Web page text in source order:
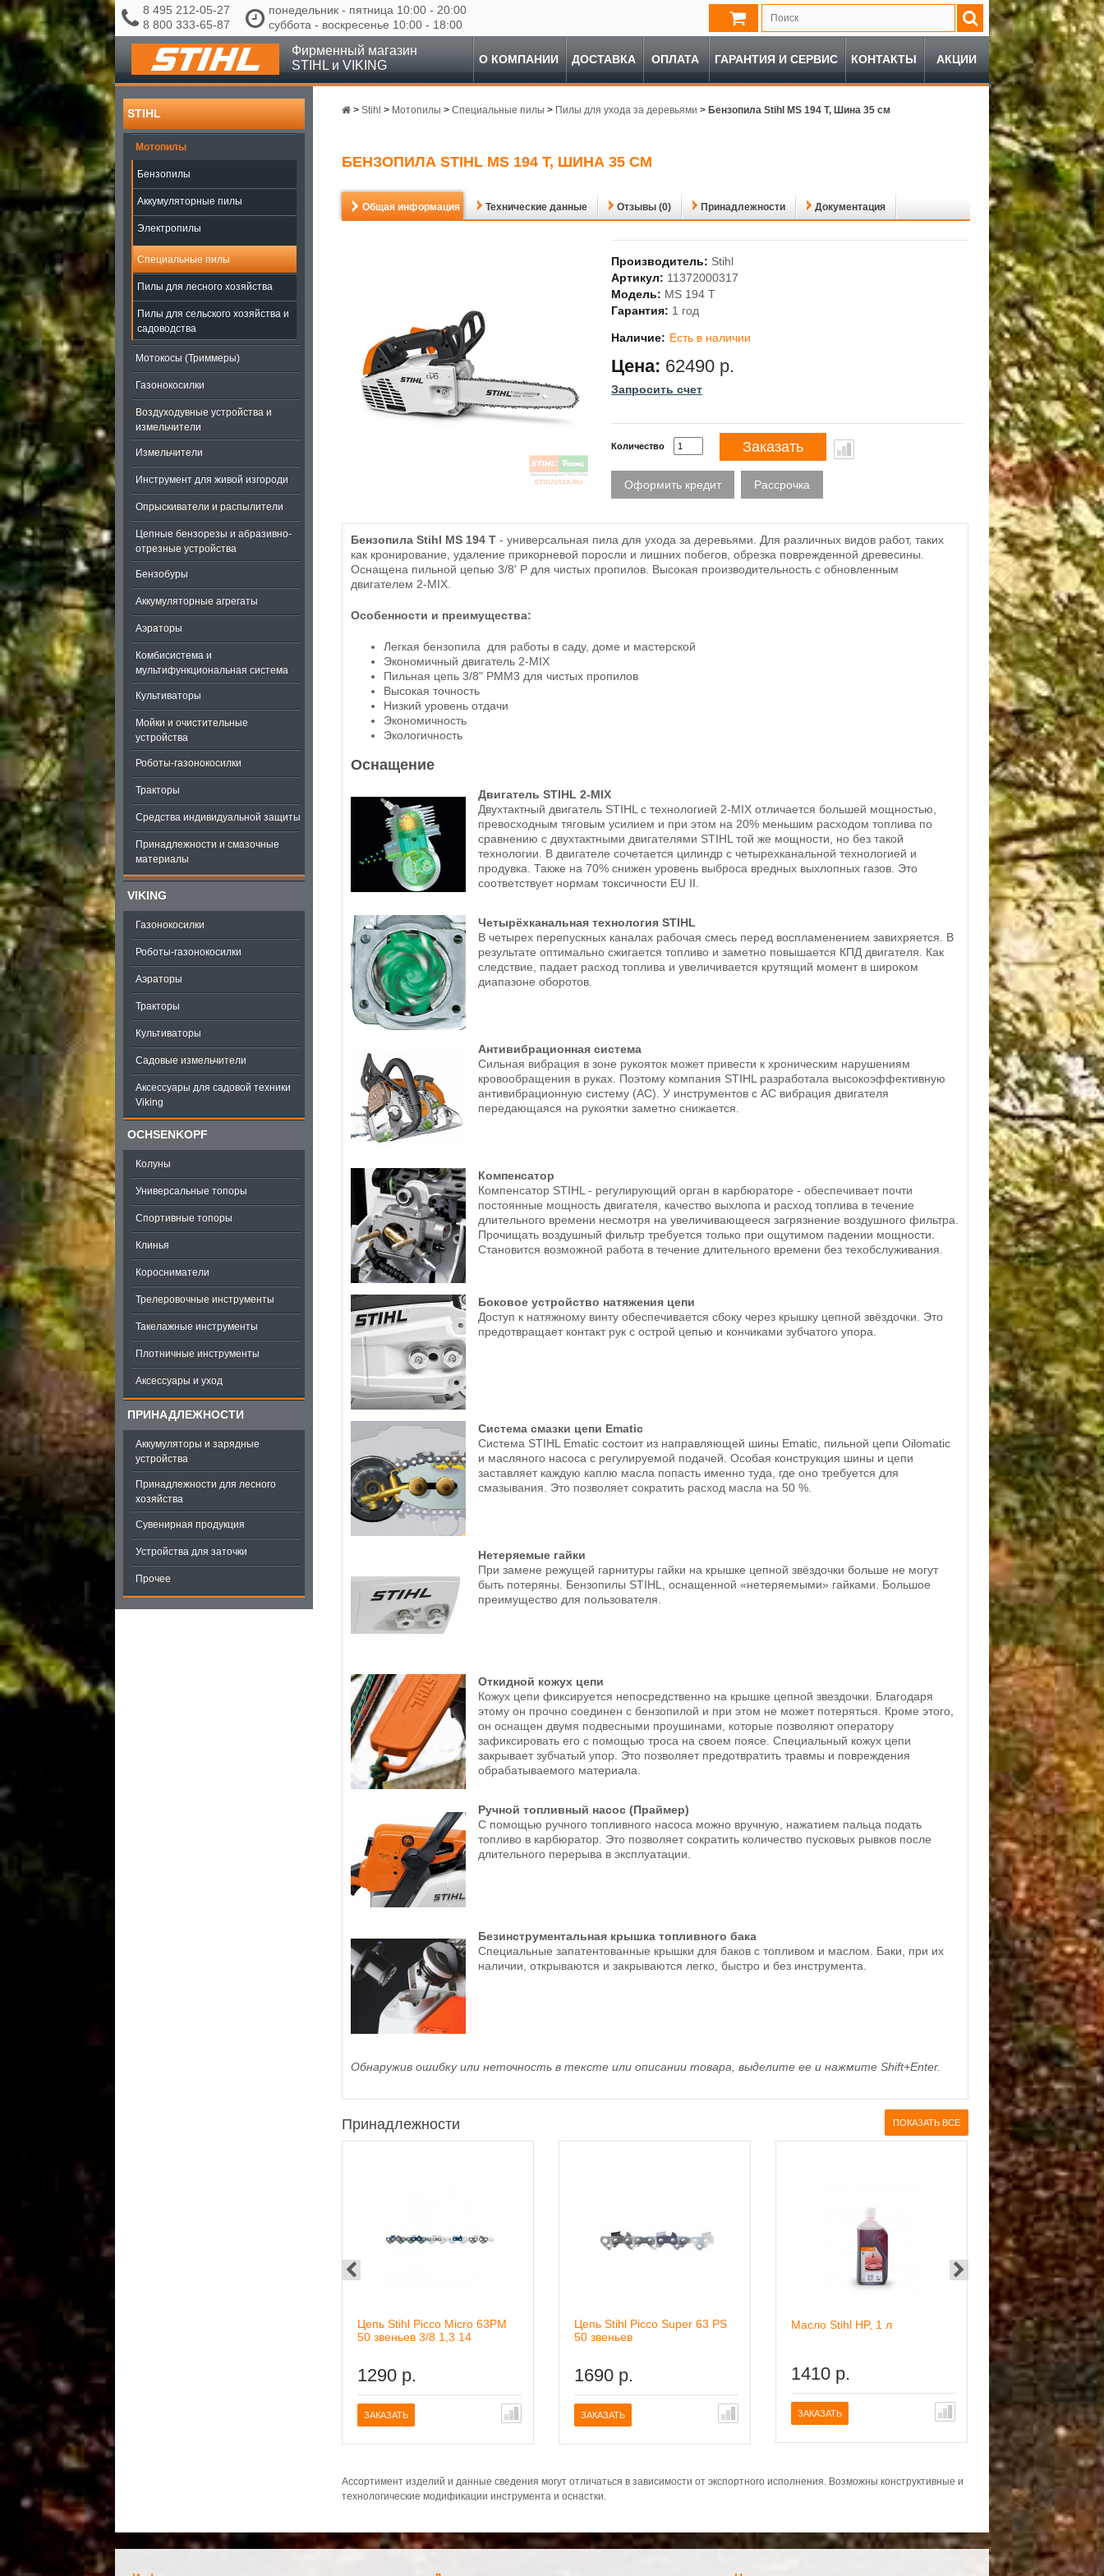
8 495 212-05-27
8 800 333-65-87
понедельник - пятница 10:00 - 20:00
суббота - воскресенье 10:00 - 18:00
Фирменный магазин
STIHL и VIKING
О КОМПАНИИ ДОСТАВКА ОПЛАТА ГАРАНТИЯ И СЕРВИС КОНТАКТЫ АКЦИИ
STIHL
Мотопилы
Бензопилы
Аккумуляторные пилы
Электропилы
Специальные пилы
Пилы для лесного хозяйства
Пилы для сельского хозяйства и
садоводства
Мотокосы (Триммеры)
Газонокосилки
Воздуходувные устройства и
измельчители
Измельчители
Инструмент для живой изгороди
Опрыскиватели и распылители
Цепные бензорезы и абразивно-
отрезные устройства
Бензобуры
Аккумуляторные агрегаты
Аэраторы
Комбисистема и
мультифункциональная система
Культиваторы
Мойки и очистительные
устройства
Роботы-газонокосилки
Тракторы
Средства индивидуальной защиты
Принадлежности и смазочные
материалы
VIKING
Газонокосилки
Роботы-газонокосилки
Аэраторы
Тракторы
Культиваторы
Садовые измельчители
Аксессуары для садовой техники
Viking
OCHSENKOPF
Колуны
Универсальные топоры
Спортивные топоры
Клинья
Коросниматели
Трелеровочные инструменты
Такелажные инструменты
Плотничные инструменты
Аксессуары и уход
ПРИНАДЛЕЖНОСТИ
Аккумуляторы и зарядные
устройства
Принадлежности для лесного
хозяйства
Сувенирная продукция
Устройства для заточки
Прочее
> Stihl > Мотопилы > Специальные пилы > Пилы для ухода за деревьями > Бензопила Stihl MS 194 T, Шина 35 см
БЕНЗОПИЛА STIHL MS 194 T, ШИНА 35 СМ
Общая информация Технические данные Отзывы (0) Принадлежности Документация
Производитель: Stihl
Артикул: 11372000317
Модель: MS 194 T
Гарантия: 1 год
Наличие: Есть в наличии
Цена: 62490 р.
Запросить счет
Количество Заказать
Оформить кредит Рассрочка
Бензопила Stihl MS 194 T - универсальная пила для ухода за деревьями. Для различных видов работ, таких
как кронирование, удаление прикорневой поросли и лишних побегов, обрезка поврежденной древесины.
Оснащена пильной цепью 3/8' P для чистых пропилов. Высокая производительность с обновленным
двигателем 2-MIX.
Особенности и преимущества:
Легкая бензопила для работы в саду, доме и мастерской
Экономичный двигатель 2-MIX
Пильная цепь 3/8" PMM3 для чистых пропилов
Высокая точность
Низкий уровень отдачи
Экономичность
Экологичность
Оснащение
Двигатель STIHL 2-MIX
Двухтактный двигатель STIHL с технологией 2-MIX отличается большей мощностью,
превосходным тяговым усилием и при этом на 20% меньшим расходом топлива по
сравнению с двухтактными двигателями STIHL той же мощности, но без такой
технологии. В двигателе сочетается цилиндр с четырехканальной технологией и
продувка. Также на 70% снижен уровень выброса вредных выхлопных газов. Это
соответствует нормам токсичности EU II.
Четырёхканальная технология STIHL
В четырех перепускных каналах рабочая смесь перед воспламенением завихряется. В
результате оптимально сжигается топливо и заметно повышается КПД двигателя. Как
следствие, падает расход топлива и увеличивается крутящий момент в широком
диапазоне оборотов.
Антивибрационная система
Сильная вибрация в зоне рукояток может привести к хроническим нарушениям
кровообращения в руках. Поэтому компания STIHL разработала высокоэффективную
антивибрационную систему (АС). У инструментов с АС вибрация двигателя
передающаяся на рукоятки заметно снижается.
Компенсатор
Компенсатор STIHL - регулирующий орган в карбюраторе - обеспечивает почти
постоянные мощность двигателя, качество выхлопа и расход топлива в течение
длительного времени несмотря на увеличивающееся загрязнение воздушного фильтра.
Прочищать воздушный фильтр требуется только при ощутимом падении мощности.
Становится возможной работа в течение длительного времени без техобслуживания.
Боковое устройство натяжения цепи
Доступ к натяжному винту обеспечивается сбоку через крышку цепной звёздочки. Это
предотвращает контакт рук с острой цепью и кончиками зубчатого упора.
Система смазки цепи Ematic
Система STIHL Ematic состоит из направляющей шины Ematic, пильной цепи Oilomatic
и масляного насоса с регулируемой подачей. Особая конструкция шины и цепи
заставляет каждую каплю масла попасть именно туда, где оно требуется для
смазывания. Это позволяет сократить расход масла на 50 %.
Нетеряемые гайки
При замене режущей гарнитуры гайки на крышке цепной звёздочки больше не могут
быть потеряны. Бензопилы STIHL, оснащенной «нетеряемыми» гайками. Большое
преимущество для пользователя.
Откидной кожух цепи
Кожух цепи фиксируется непосредственно на крышке цепной звездочки. Благодаря
этому он прочно соединен с бензопилой и при этом не может потеряться. Кроме этого,
он оснащен двумя подвесными проушинами, которые позволяют оператору
зафиксировать его с помощью троса на своем поясе. Специальный кожух цепи
закрывает зубчатый упор. Это позволяет предотвратить травмы и повреждения
обрабатываемого материала.
Ручной топливный насос (Праймер)
С помощью ручного топливного насоса можно вручную, нажатием пальца подать
топливо в карбюратор. Это позволяет сократить количество пусковых рывков после
длительного перерыва в эксплуатации.
Безинструментальная крышка топливного бака
Специальные запатентованные крышки для баков с топливом и маслом. Баки, при их
наличии, открываются и закрываются легко, быстро и без инструмента.
Обнаружив ошибку или неточность в тексте или описании товара, выделите ее и нажмите Shift+Enter.
Принадлежности ПОКАЗАТЬ ВСЕ
Цепь Stihl Picco Micro 63PM
50 звеньев 3/8 1,3 14
1290 р.
ЗАКАЗАТЬ
Цепь Stihl Picco Super 63 PS
50 звеньев
1690 р.
ЗАКАЗАТЬ
Масло Stihl HP, 1 л
1410 р.
ЗАКАЗАТЬ
Масло Stihl HP, 1
дозатором
1690 р.
ЗАКАЗАТЬ
В сравнение В сравнение В сравнение В сравнение
Ассортимент изделий и данные сведения могут отличаться в зависимости от экспортного исполнения. Возможны конструктивные и
технологические модификации инструмента и оснастки.